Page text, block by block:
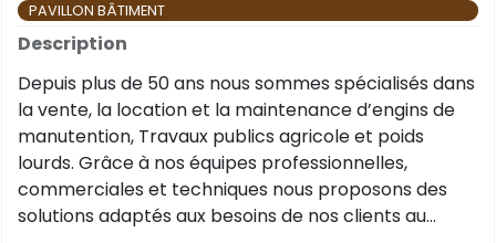
PAVILLON BÂTIMENT
Depuis plus de 50 ans nous sommes spécialisés dans
la vente, la location et la maintenance d’engins de
manutention, Travaux publics agricole et poids
lourds. Grâce à nos équipes professionnelles,
commerciales et techniques nous proposons des
solutions adaptés aux besoins de nos clients au